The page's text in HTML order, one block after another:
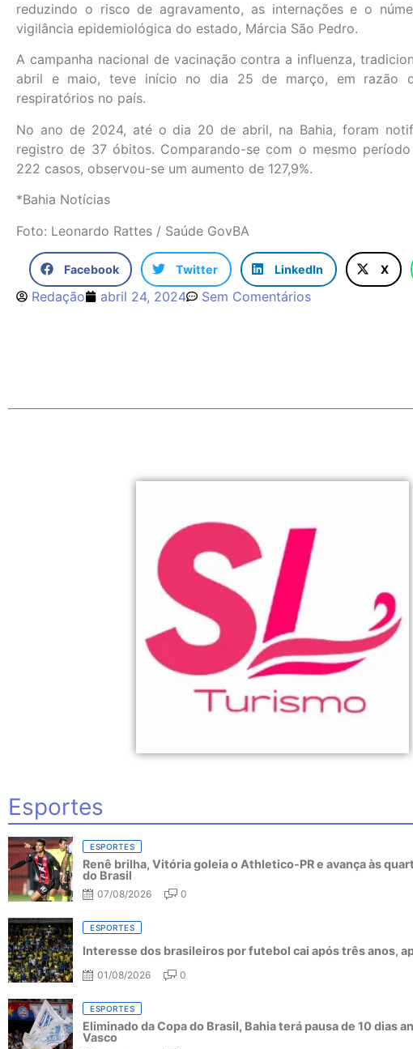
reduzindo o risco de agravamento, as internações e o
vigilância epidemiológica do estado, Márcia São Pedro.
A campanha nacional de vacinação contra a influenza,
abril e maio, teve início no dia 25 de março, em razão
respiratórios no país.
No ano de 2024, até o dia 20 de abril, na Bahia, foram
registro de 37 óbitos. Comparando-se com o mesmo
222 casos, observou-se um aumento de 127,9%.
*Bahia Notícias
Foto: Leonardo Rattes / Saúde GovBA
Facebook Twitter LinkedIn X
Redação abril 24, 2024 Sem Comentários
Esportes
ESPORTES
Renê brilha, Vitória goleia o Athletico-PR e avança às
do Brasil
07/08/2026 0
ESPORTES
Interesse dos brasileiros por futebol cai após três anos,
01/08/2026 0
ESPORTES
Eliminado da Copa do Brasil, Bahia terá pausa de 10 dias
Vasco